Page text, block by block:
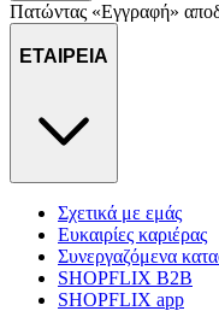
Πατώντας «Εγγραφή»
ΕΤΑΙΡΕΙΑ
Σχετικά με εμάς
Ευκαιρίες καριέρας
Συνεργαζόμενα
SHOPFLIX B2B
SHOPFLIX app